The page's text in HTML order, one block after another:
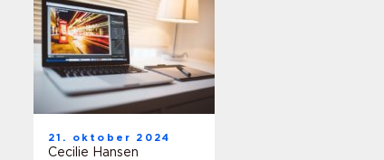
21. oktober 2024
Cecilie Hansen